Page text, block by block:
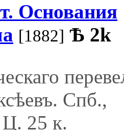
Основания
[1882] Ѣ 2k
Спб.,
Ц. 25 к.